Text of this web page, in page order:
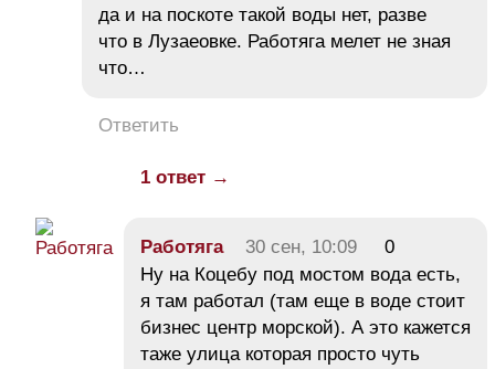
да и на поскоте такой воды нет, разве
что в Лузаеовке. Работяга мелет не зная
что…
Ответить
1 ответ →
Работяга 30 сен, 10:09
0
Ну на Коцебу под мостом вода есть,
я там работал (там еще в воде стоит
бизнес центр морской). А это кажется
таже улица которая просто чуть